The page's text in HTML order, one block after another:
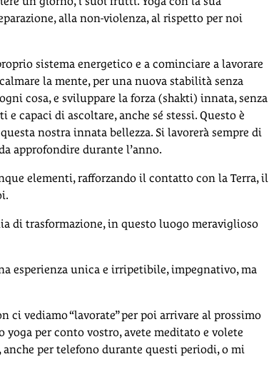
alla non-violenza, al rispetto per noi
sistema energetico e a cominciare a lavorare
la mente, per una nuova stabilità senza
cosa, e sviluppare la forza (shakti) innata, senza
capaci di ascoltare, anche sé stessi. Questo è
nostra innata bellezza. Si lavorerà sempre di
approfondire durante l’anno.
elementi, rafforzando il contatto con la Terra, il
di trasformazione, in questo luogo meraviglioso
esperienza unica e irripetibile, impegnativo, ma
vediamo “lavorate” per poi arrivare al prossimo
per conto vostro, avete meditato e volete
per telefono durante questi periodi, o mi